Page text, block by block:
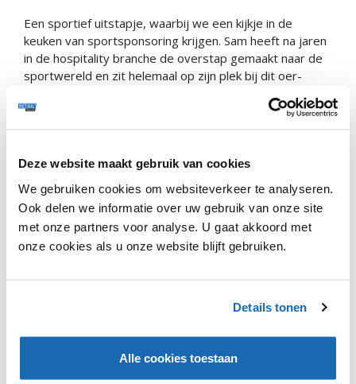
Deze website maakt gebruik van cookies
We gebruiken cookies om websiteverkeer te analyseren.
Ook delen we informatie over uw gebruik van onze site
met onze partners voor analyse. U gaat akkoord met
onze cookies als u onze website blijft gebruiken.
Details tonen
Alle cookies toestaan
Een sportief uitstapje, waarbij we een kijkje in de
keuken van sportsponsoring krijgen. Sam heeft na jaren
in de hospitality branche de overstap gemaakt naar de
sportwereld en zit helemaal op zijn plek bij dit oer-
gesprek over de stand van zaken bij het team, de
verduurzaming van de sport. Kijk je mee?
Genoten van de webinar? Doe een vrijwillige bijdrage door
de QR-code linksonder in beeld te scannen.